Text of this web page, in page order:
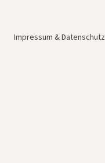
Impressum & Datenschutz